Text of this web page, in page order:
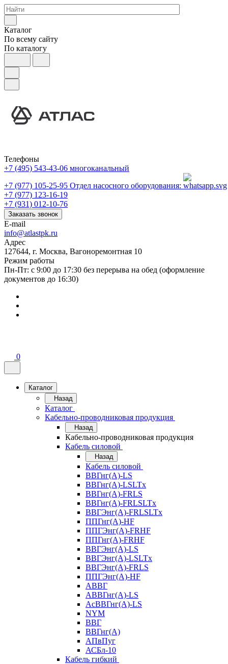
Каталог
По всему сайту
По каталогу
Телефоны
+7 (495) 543-43-06 многоканальный
+7 (977) 105-25-95 Отдел насосного оборудования:
+7 (977) 123-16-19
+7 (931) 012-10-76
Заказать звонок
E-mail
info@atlastpk.ru
Адрес
127644, г. Москва, Вагоноремонтная 10
Режим работы
Пн-Пт: с 9:00 до 17:30 без перерыва на обед (оформление
документов до 16:30)
0
Каталог
Назад
Каталог
Кабельно-проводниковая продукция
Назад
Кабельно-проводниковая продукция
Кабель силовой
Назад
Кабель силовой
ВВГнг(А)-LS
ВВГнг(А)-LSLTx
ВВГнг(А)-FRLS
ВВГнг(А)-FRLSLTx
ВВГЭнг(А)-FRLSLTx
ППГнг(А)-HF
ППГЭнг(А)-FRHF
ППГнг(А)-FRHF
ВВГЭнг(А)-LS
ВВГЭнг(А)-LSLTx
ВВГЭнг(А)-FRLS
ППГЭнг(А)-HF
АВВГ
АВВГнг(А)-LS
АсВВГнг(А)-LS
NYM
ВВГ
ВВГнг(А)
АПвПуг
АСБл-10
Кабель гибкий